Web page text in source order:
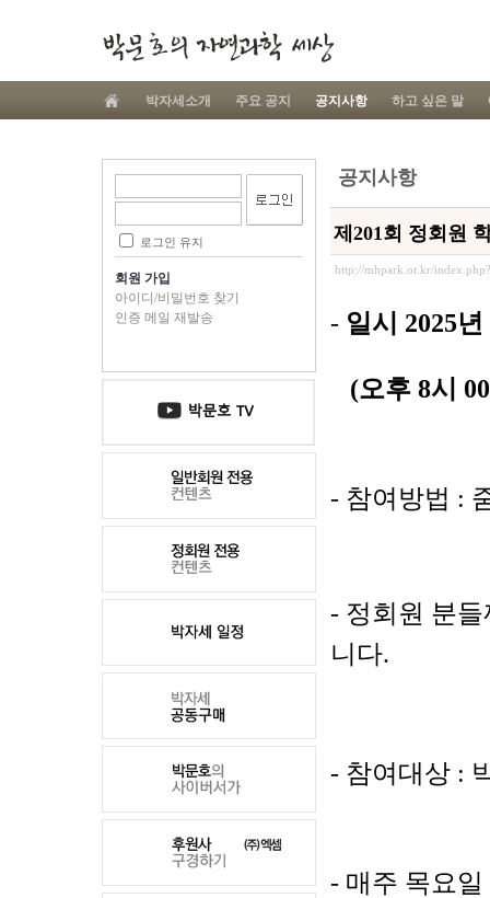
박자세소개 주요 공지 공지사항 하고 싶은 말
로그인 유지
회원 가입
아이디/비밀번호 찾기
인증 메일 재발송
공지사항
제201회 정회원
http://mhpark.or.kr/
- 일시 2025년
(오후 8시 00
- 참여방법 :
- 정회원 분
니다.
- 참여대상 :
- 매주 목요